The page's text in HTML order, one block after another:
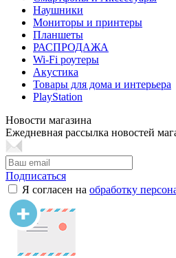
Наушники
Мониторы и принтеры
Планшеты
РАСПРОДАЖА
Wi-Fi роутеры
Акустика
Товары для дома и интерьера
PlayStation
Новости магазина
Ежедневная рассылка новостей
Подписаться
Я согласен на обработку